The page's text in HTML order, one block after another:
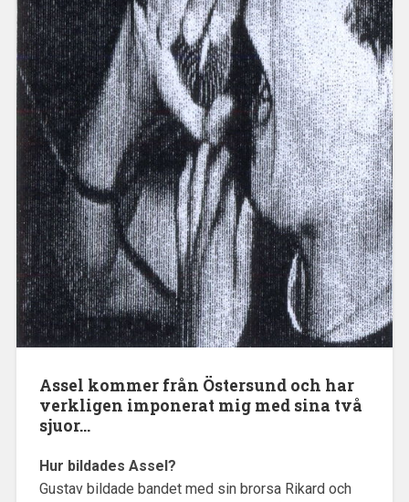
Assel kommer från Östersund och har
verkligen imponerat mig med sina två
sjuor…
Hur bildades Assel?
Gustav bildade bandet med sin brorsa Rikard och